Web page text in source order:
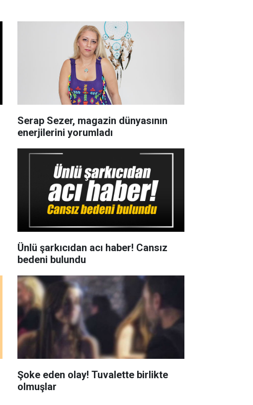
Serap Sezer, magazin dünyasının
enerjilerini yorumladı
Ünlü şarkıcıdan acı haber! Cansız
bedeni bulundu
Şoke eden olay! Tuvalette birlikte
olmuşlar